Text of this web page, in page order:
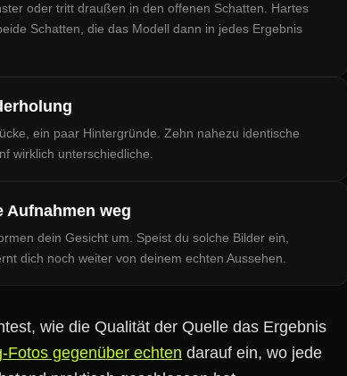
oder tritt draußen in den offenen Schatten. Hartes
Schatten, die das Modell dann in jedes Ergebnis
ein paar Hintergründe. Zehn nahezu identische
wirklich unterschiedliche.
Aufnahmen weg
dein Gesicht um. Speist du solche Bilder ein,
dich noch weiter von deinem echten Aussehen.
wie die Qualität der Quelle das Ergebnis
Fotos gegenüber echten darauf ein, wo jede